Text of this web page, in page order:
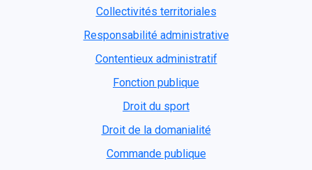
Collectivités territoriales
Responsabilité administrative
Contentieux administratif
Fonction publique
Droit du sport
Droit de la domanialité
Commande publique